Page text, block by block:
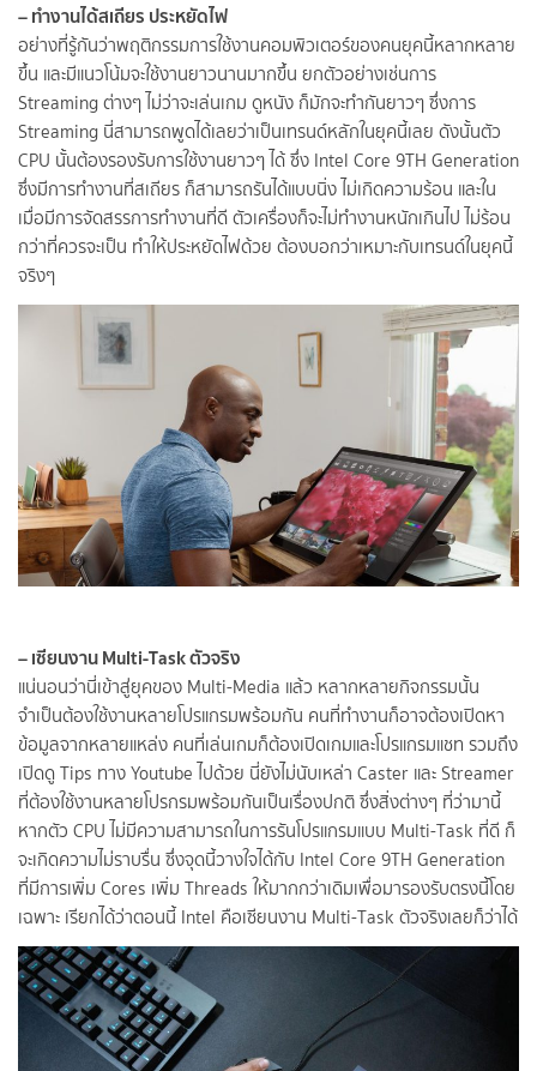
– ทำงานได้สเถียร ประหยัดไฟ
อย่างที่รู้กันว่าพฤติกรรมการใช้งานคอมพิวเตอร์ของคนยุคนี้หลากหลาย
ขึ้น และมีแนวโน้มจะใช้งานยาวนานมากขึ้น ยกตัวอย่างเช่นการ
Streaming ต่างๆ ไม่ว่าจะเล่นเกม ดูหนัง ก็มักจะทำกันยาวๆ ซึ่งการ
Streaming นี่สามารถพูดได้เลยว่าเป็นเทรนด์หลักในยุคนี้เลย ดังนั้นตัว
CPU นั้นต้องรองรับการใช้งานยาวๆ ได้ ซึ่ง Intel Core 9TH Generation
ซึ่งมีการทำงานที่สเถียร ก็สามารถรันได้แบบนิ่ง ไม่เกิดความร้อน และใน
เมื่อมีการจัดสรรการทำงานที่ดี ตัวเครื่องก็จะไม่ทำงานหนักเกินไป ไม่ร้อน
กว่าที่ควรจะเป็น ทำให้ประหยัดไฟด้วย ต้องบอกว่าเหมาะกับเทรนด์ในยุคนี้
จริงๆ
– เซียนงาน Multi-Task ตัวจริง
แน่นอนว่านี่เข้าสู่ยุคของ Multi-Media แล้ว หลากหลายกิจกรรมนั้น
จำเป็นต้องใช้งานหลายโปรแกรมพร้อมกัน คนที่ทำงานก็อาจต้องเปิดหา
ข้อมูลจากหลายแหล่ง คนที่เล่นเกมก็ต้องเปิดเกมและโปรแกรมแชท รวมถึง
เปิดดู Tips ทาง Youtube ไปด้วย นี่ยังไม่นับเหล่า Caster และ Streamer
ที่ต้องใช้งานหลายโปรกรมพร้อมกันเป็นเรื่องปกติ ซึ่งสิ่งต่างๆ ที่ว่ามานี้
หากตัว CPU ไม่มีความสามารถในการรันโปรแกรมแบบ Multi-Task ที่ดี ก็
จะเกิดความไม่ราบรื่น ซึ่งจุดนี้วางใจได้กับ Intel Core 9TH Generation
ที่มีการเพิ่ม Cores เพิ่ม Threads ให้มากกว่าเดิมเพื่อมารองรับตรงนี้โดย
เฉพาะ เรียกได้ว่าตอนนี้ Intel คือเซียนงาน Multi-Task ตัวจริงเลยก็ว่าได้